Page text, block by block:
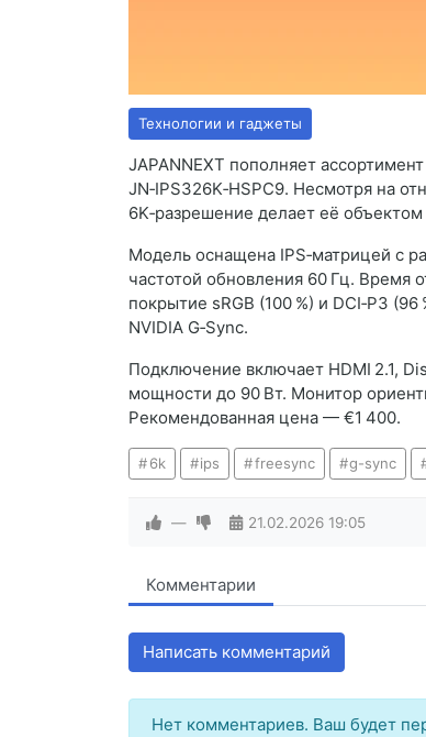
Технологии и гаджеты
JAPANNEXT пополняет
JN‑IPS326K‑HSPC9. Несмотря на
6K‑разрешение делает её
Модель оснащена IPS‑матрицей с
частотой обновления 60 Гц. Время
покрытие sRGB (100 %) и DCI‑P3
NVIDIA G‑Sync.
Подключение включает HDMI 2.1,
мощности до 90 Вт. Монитор
Рекомендованная цена — €1 400.
6k ips freesync g-sync
— 21.02.2026 19:05
Комментарии
Написать комментарий
Нет комментариев. Ваш будет